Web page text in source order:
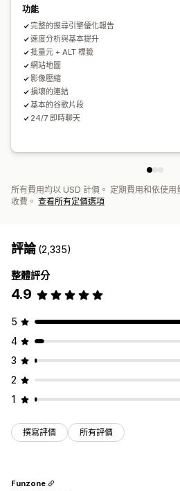
排名追蹤
功能
完整的搜尋引擎優化報告
速度分析與基本提升
批量元 + ALT 標籤
網站地圖
影像壓縮
損壞的連結
基本的谷歌片段
24/7 即時聊天
所有費用均以 USD 計價。 定期費用和依使
收費。 查看所有定價選項
評論(2,335)
整體評分
4.9
5
4
3
2
1
撰寫評價 所有評價
Funzone